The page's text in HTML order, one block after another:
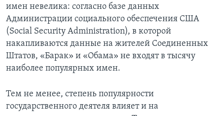
имен невелика: согласно базе данных
Администрации социального обеспечения США
(Social Security Administration), в которой
накапливаются данные на жителей Соединенных
Штатов, «Барак» и «Обама» не входят в тысячу
наиболее популярных имен.
Тем не менее, степень популярности
государственного деятеля влияет и на